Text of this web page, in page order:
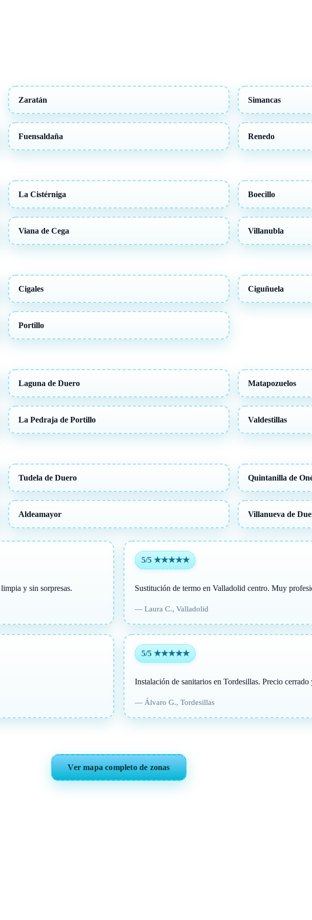
Zaratán
Simancas
Fuensaldaña Renedo
La Cistérniga Boecillo
Viana de Cega Villanubla
Cigales Ciguñuela
Portillo
Laguna de Duero Matapozuelos
La Pedraja de Portillo Valdestillas
Tudela de Duero Quintanilla de
Aldeamayor Villanueva de
y sin sorpresas.
5/5 ★★★★★
Sustitución de termo en Valladolid centro. Muy
— Laura C., Valladolid
5/5 ★★★★★
Instalación de sanitarios en Tordesillas. Precio
— Álvaro G., Tordesillas
Ver mapa completo de zonas